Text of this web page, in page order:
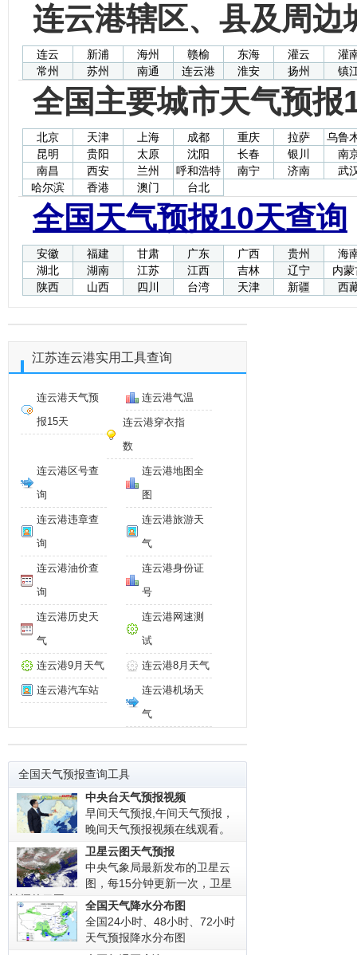
连云港辖区、县及周
连云 新浦 海州 赣榆 东海 灌云
灌
常州
苏州 南通 连云港 淮安 扬州 镇
全国主要城市天气预报
北京 天津 上海 成都 重庆 拉萨
乌鲁
昆明
贵阳 太原 沈阳 长春 银川
南
南昌
西安 兰州 呼和浩特 南宁 济南
武
哈尔滨
香港 澳门 台北
全国天气预报10天查询
安徽 福建 甘肃 广东 广西 贵州
海
湖北
湖南 江苏 江西 吉林 辽宁
内蒙
陕西
山西 四川 台湾 天津 新疆 西
江苏连云港实用工具查询
连云港天气预
报15天
连云港气温
连云港穿衣指
数
连云港地图全
图
连云港区号查
询
连云港旅游天
气
连云港违章查
询
连云港身份证
号
连云港油价查
询
连云港网速测
试
连云港历史天
气
连云港8月天气
连云港9月天气
连云港机场天
气
连云港汽车站
全国天气预报查询工具
中央台天气预报视频
早间天气预报,午间天气预报，
晚间天气预报视频在线观看。
卫星云图天气预报
中央气象局最新发布的卫星云
图，每15分钟更新一次，卫星
拍摄的云图!
全国天气降水分布图
全国24小时、48小时、72小时
天气预报降水分布图